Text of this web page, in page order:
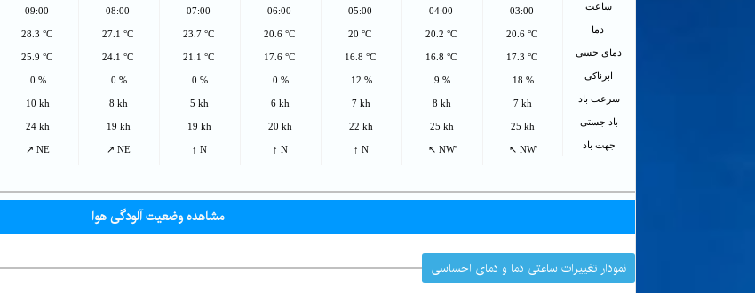
ساعت
دما
دمای حسی
ابرناکی
سرعت باد
باد جستی
جهت باد
03:00
20.6 °C
17.3 °C
18 %
7 kh
25 kh
↖ NW'
04:00
20.2 °C
16.8 °C
9 %
8 kh
25 kh
↖ NW'
05:00
20 °C
16.8 °C
12 %
7 kh
22 kh
↑ N
06:00
20.6 °C
17.6 °C
0 %
6 kh
20 kh
↑ N
07:00
23.7 °C
21.1 °C
0 %
5 kh
19 kh
↑ N
08:00
27.1 °C
24.1 °C
0 %
8 kh
19 kh
↗ NE
09:00
28.3 °C
25.9 °C
0 %
10 kh
24 kh
↗ NE
مشاهده وضعیت آلودگی هوا
نمودار تغییرات ساعتی دما و دمای احساسی